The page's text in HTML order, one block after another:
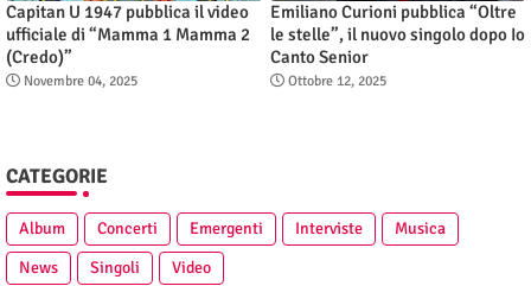
Capitan U 1947 pubblica il video
ufficiale di “Mamma 1 Mamma 2
(Credo)”
Novembre 04, 2025
Emiliano Curioni pubblica “Oltre
le stelle”, il nuovo singolo dopo Io
Canto Senior
Ottobre 12, 2025
CATEGORIE
Album Concerti Emergenti Interviste
Musica
News
Singoli Video